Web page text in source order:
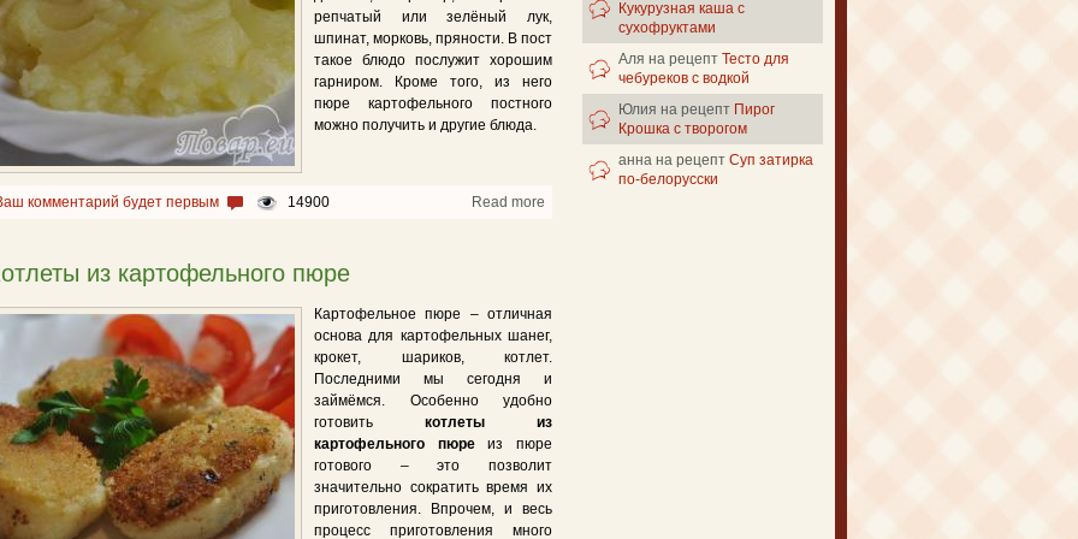
репчатый или зелёный лук,
шпинат, морковь, пряности. В пост
такое блюдо послужит хорошим
гарниром. Кроме того, из него
пюре картофельного постного
можно получить и другие блюда.
комментарий будет первым 14900 Read more
из картофельного пюре
Картофельное пюре – отличная
основа для картофельных шанег,
крокет, шариков, котлет.
Последними мы сегодня и
займёмся. Особенно удобно
готовить котлеты из
картофельного пюреиз пюре
готового – это позволит
значительно сократить время их
приготовления. Впрочем, и весь
процесс приготовления много
Кукурузная каша с
сухофруктами
Аля на рецепт Тесто для
чебуреков с водкой
Юлия на рецепт Пирог
Крошка с творогом
анна на рецепт Суп затирка
по-белорусски